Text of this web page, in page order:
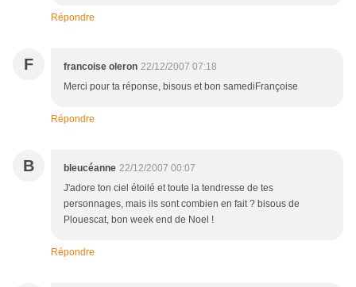
Répondre
F francoise oleron 22/12/2007 07:18
Merci pour ta réponse, bisous et bon samediFrançoise
Répondre
B bleucéanne 22/12/2007 00:07
J'adore ton ciel étoilé et toute la tendresse de tes
personnages, mais ils sont combien en fait ? bisous de
Plouescat, bon week end de Noel !
Répondre